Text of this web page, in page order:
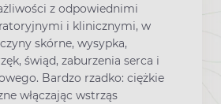
z odpowiednimi
i klinicznymi, w
skórne, wysypka,
świąd, zaburzenia serca i
Bardzo rzadko: ciężkie
włączając wstrząs